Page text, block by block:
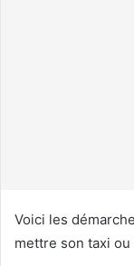
Voici les
mettre son taxi ou